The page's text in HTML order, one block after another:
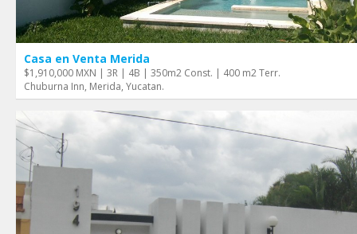
Casa en Venta Merida
$1,910,000 MXN | 3R | 4B | 350m2 Const. | 400 m2 Terr.
Chuburna Inn, Merida, Yucatan.